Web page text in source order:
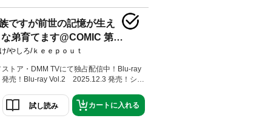
児（五歳）――伯爵家長男・鳳蝶【あげ
日本人としての前世の記憶だった。腹違
出逢い、成長した彼に爵位継承権を巡り
を受け入れた鳳蝶は、実母を亡くした幼
ず育てることに。キラキラふわふわで純
な地を譲り渡すため、時に神々をも巻き
歩改革を進めていく、幼き兄弟の領地経
ですが前世の記憶が生え
弟育てます@COMIC 第3
トア・DMM TVにて独占配信中！Blu-ray
破！（電子書籍を含む）親バカな兄と幼い
ンタジー、待望のコミカライズ第3巻！【あ
試し読み カートに入れる